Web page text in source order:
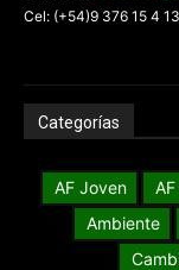
Cel: (+54)9 376 15 4
Categorías
AF Joven
Ambiente